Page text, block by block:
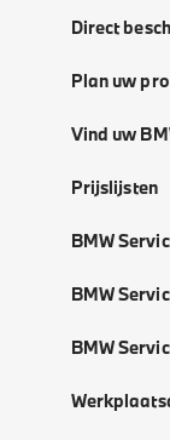
Direct
Plan uw
Vind uw
Prijslijsten
BMW
BMW
BMW